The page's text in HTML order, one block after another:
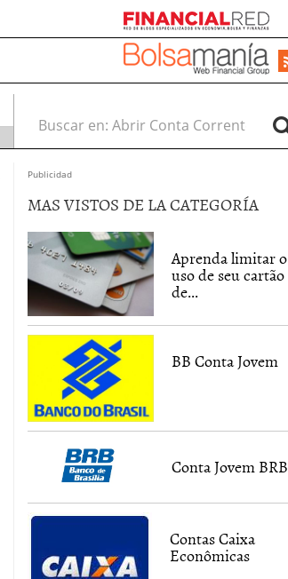
Buscar en:
Publicidad
MAS VISTOS DE LA CATEGORÍA
Aprenda limitar o
uso de seu cartão
de...
BB Conta Jovem
Conta Jovem BRB
Contas Caixa
Econômicas